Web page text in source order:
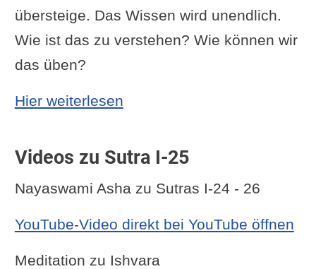
übersteige. Das Wissen wird unendlich.
Wie ist das zu verstehen? Wie können wir
das üben?
Hier weiterlesen: Yoga Sutra IV-31: Mit den
Videos zu Sutra I-25
Nayaswami Asha zu Sutras I-24 - 26
YouTube-Video direkt bei YouTube öffnen
Meditation zu Ishvara